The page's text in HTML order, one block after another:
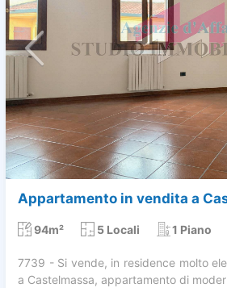
Appartamento in vendita a
94m² 5 Locali 1 Piano
7739 - Si vende, in residence molto
a Castelmassa, appartamento di